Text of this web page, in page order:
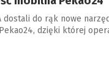
dostali do rąk nowe
dzięki której